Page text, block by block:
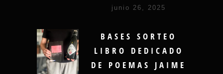
junio 26, 2025
BASES SORTEO
LIBRO DEDICADO
DE POEMAS JAIME